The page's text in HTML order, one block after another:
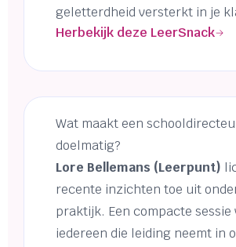
geletterdheid versterkt in je
Herbekijk deze LeerSnack
Wat maakt een
doelmatig?
Lore Bellemans (Leerpunt)
recente inzichten toe uit
praktijk. Een compacte sessie
iedereen die leiding neemt in